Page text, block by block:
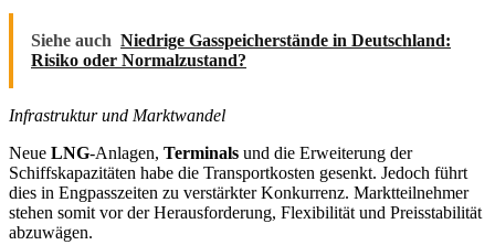
Siehe auch Niedrige Gasspeicherstände in Deutschland:
Risiko oder Normalzustand?
Infrastruktur und Marktwandel
Neue LNG-Anlagen, Terminals und die Erweiterung der
Schiffskapazitäten habe die Transportkosten gesenkt. Jedoch führt
dies in Engpasszeiten zu verstärkter Konkurrenz. Marktteilnehmer
stehen somit vor der Herausforderung, Flexibilität und Preisstabilität
abzuwägen.